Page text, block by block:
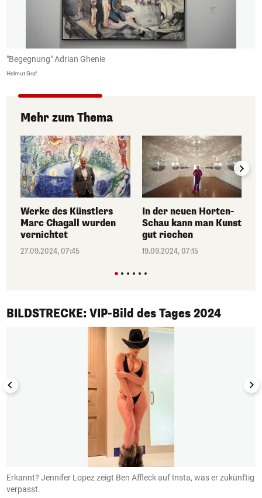
"Begegnung" Adrian Ghenie
Helmut Graf
Mehr zum Thema
Werke des Künstlers
Marc Chagall wurden
vernichtet
27.09.2024, 07:45
In der neuen Horten-
Schau kann man Kunst
gut riechen
19.09.2024, 07:15
BILDSTRECKE: VIP-Bild des Tages 2024
1/50
Erkannt? Jennifer Lopez zeigt Ben Affleck auf Insta, was er zukünftig
verpasst.